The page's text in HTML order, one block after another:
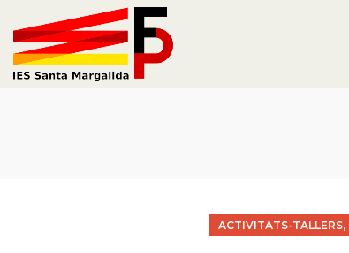
ACTIVITATS-TALLERS,